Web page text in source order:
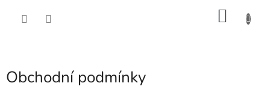
Obchodní podmínky